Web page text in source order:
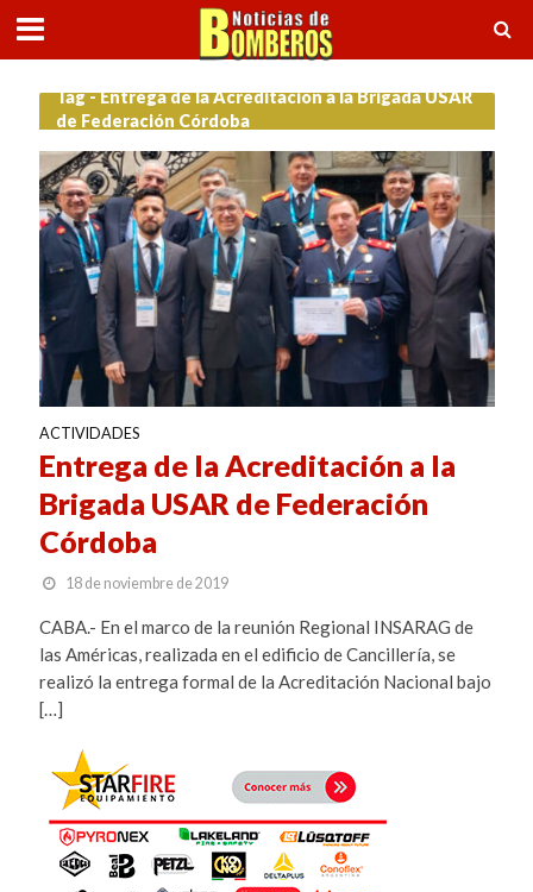
Tag - Entrega de la Acreditación a la Brigada USAR
de Federación Córdoba
ACTIVIDADES
Entrega de la Acreditación a la
Brigada USAR de Federación
Córdoba
18 de noviembre de 2019
CABA.- En el marco de la reunión Regional INSARAG de
las Américas, realizada en el edificio de Cancillería, se
realizó la entrega formal de la Acreditación Nacional bajo
[…]